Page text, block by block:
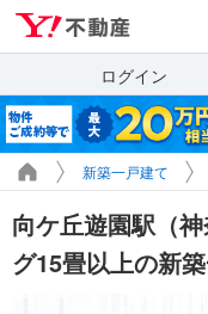
ログイン
新築一戸建て
向ケ丘遊園駅（
グ15畳以上の新